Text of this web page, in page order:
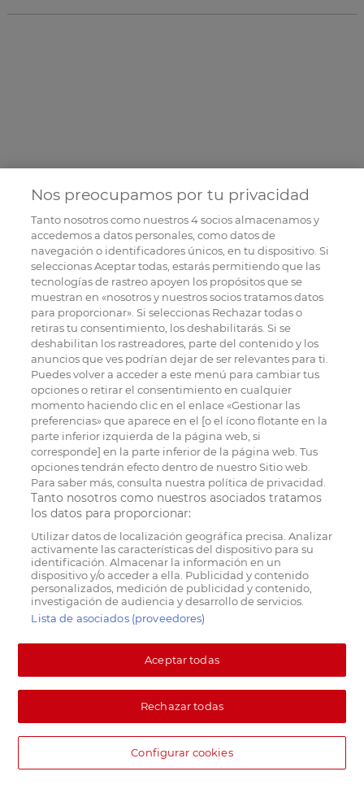
Nos preocupamos por tu privacidad
Tanto nosotros como nuestros4socios almacenamos y
accedemos a datos personales, como datos de
navegación o identificadores únicos, en tu dispositivo. Si
seleccionas Aceptar todas, estarás permitiendo que las
tecnologías de rastreo apoyen los propósitos que se
muestran en «nosotros y nuestros socios tratamos datos
para proporcionar». Si seleccionas Rechazar todas o
retiras tu consentimiento, los deshabilitarás. Si se
deshabilitan los rastreadores, parte del contenido y los
anuncios que ves podrían dejar de ser relevantes para ti.
Puedes volver a acceder a este menú para cambiar tus
opciones o retirar el consentimiento en cualquier
momento haciendo clic en el enlace «Gestionar las
preferencias» que aparece en el [o el ícono flotante en la
parte inferior izquierda de la página web, si
corresponde] en la parte inferior de la página web. Tus
opciones tendrán efecto dentro de nuestro Sitio web.
Para saber más, consulta nuestra política de privacidad.
Tanto nosotros como nuestros asociados tratamos
los datos para proporcionar:
Utilizar datos de localización geográfica precisa. Analizar
activamente las características del dispositivo para su
identificación. Almacenar la información en un
dispositivo y/o acceder a ella. Publicidad y contenido
personalizados, medición de publicidad y contenido,
investigación de audiencia y desarrollo de servicios.
Lista de asociados (proveedores)
Aceptar todas
Rechazar todas
Configurar cookies